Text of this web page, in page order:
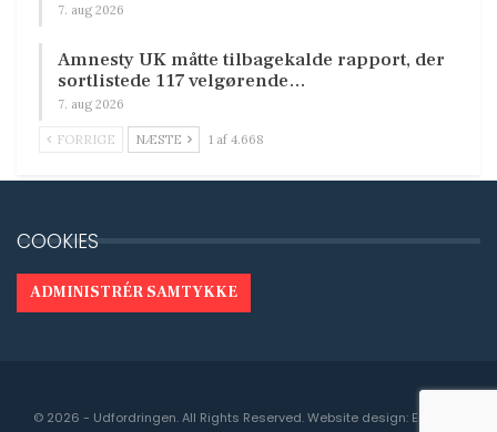
7. aug 2026
Amnesty UK måtte tilbagekalde rapport, der
sortlistede 117 velgørende…
7. aug 2026
FORRIGE NÆSTE 1 af 4.668
COOKIES
ADMINISTRÉR SAMTYKKE
© 2026 - Udfordringen. All Rights Reserved.Website design: Engedal